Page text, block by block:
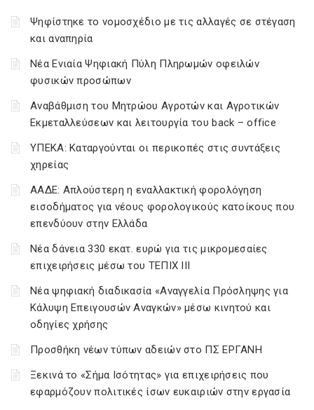
Ψηφίστηκε το νομοσχέδιο με τις αλλαγές σε στέγαση
και αναπηρία
Νέα Ενιαία Ψηφιακή Πύλη Πληρωμών οφειλών
φυσικών προσώπων
Αναβάθμιση του Μητρώου Αγροτών και Αγροτικών
Εκμεταλλεύσεων και λειτουργία του back – office
ΥΠΕΚΑ: Καταργούνται οι περικοπές στις συντάξεις
χηρείας
ΑΑΔΕ: Απλούστερη η εναλλακτική φορολόγηση
εισοδήματος για νέους φορολογικούς κατοίκους που
επενδύουν στην Ελλάδα
Νέα δάνεια 330 εκατ. ευρώ για τις μικρομεσαίες
επιχειρήσεις μέσω του ΤΕΠΙΧ ΙΙΙ
Νέα ψηφιακή διαδικασία «Αναγγελία Πρόσληψης για
Κάλυψη Επειγουσών Αναγκών» μέσω κινητού και
οδηγίες χρήσης
Προσθήκη νέων τύπων αδειών στο ΠΣ ΕΡΓΑΝΗ
Ξεκινά το «Σήμα Ισότητας» για επιχειρήσεις που
εφαρμόζουν πολιτικές ίσων ευκαιριών στην εργασία